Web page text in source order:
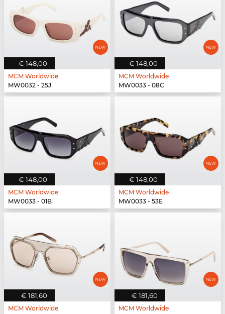
€ 148,00
MCM Worldwide
MW0032 - 25J
€ 148,00
MCM Worldwide
MW0033 - 08C
€ 148,00
MCM Worldwide
MW0033 - 01B
€ 148,00
MCM Worldwide
MW0033 - 53E
€ 181,60
MCM Worldwide
€ 181,60
MCM Worldwide